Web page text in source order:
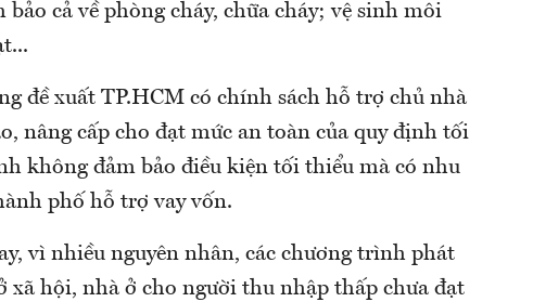
cả về phòng cháy, chữa cháy; vệ sinh môi
đề xuất TP.HCM có chính sách hỗ trợ chủ nhà
nâng cấp cho đạt mức an toàn của quy định tối
không đảm bảo điều kiện tối thiểu mà có nhu
phố hỗ trợ vay vốn.
vì nhiều nguyên nhân, các chương trình phát
xã hội, nhà ở cho người thu nhập thấp chưa đạt